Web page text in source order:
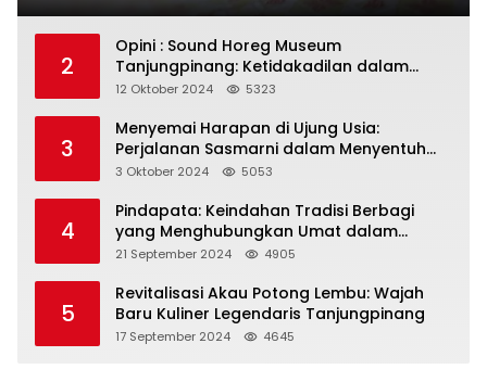
2
Opini : Sound Horeg Museum
Tanjungpinang: Ketidakadilan dalam
Representasi
12 Oktober 2024 5323
3
Menyemai Harapan di Ujung Usia:
Perjalanan Sasmarni dalam Menyentuh
Hati dan Jiwa
3 Oktober 2024 5053
4
Pindapata: Keindahan Tradisi Berbagi
yang Menghubungkan Umat dalam
Spiritualitas dan Kebersamaan dalam
21 September 2024 4905
5
Revitalisasi Akau Potong Lembu: Wajah
Baru Kuliner Legendaris Tanjungpinang
17 September 2024 4645